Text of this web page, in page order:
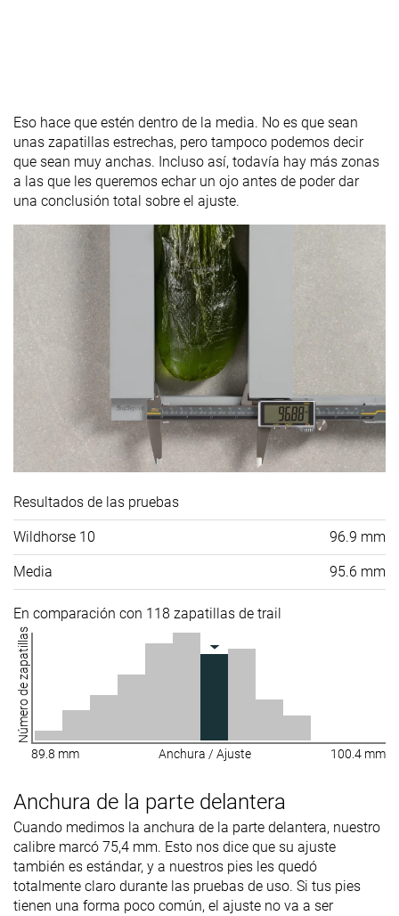
Eso hace que estén dentro de la media. No es que sean
unas zapatillas estrechas, pero tampoco podemos decir
que sean muy anchas. Incluso así, todavía hay más zonas
a las que les queremos echar un ojo antes de poder dar
una conclusión total sobre el ajuste.
Resultados de las pruebas
Wildhorse 10 96.9 mm
Media 95.6 mm
En comparación con 118 zapatillas de trail
Número de zapatillas
89.8 mm Anchura / Ajuste 100.4 mm
Anchura de la parte delantera
Cuando medimos la anchura de la parte delantera, nuestro
calibre marcó 75,4 mm. Esto nos dice que su ajuste
también es estándar, y a nuestros pies les quedó
totalmente claro durante las pruebas de uso. Si tus pies
tienen una forma poco común, el ajuste no va a ser